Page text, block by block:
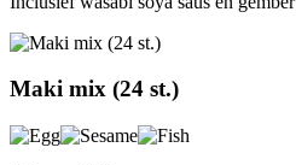
Maki mix (24 st.)